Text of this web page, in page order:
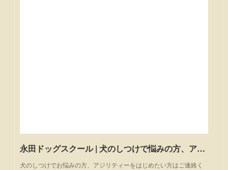
永田ドッグスクール | 犬のしつけで悩みの方、アジリティーを始めたい方は一度ご相談ください。私たちは茨城県笠間市のドッグスクールです。
犬のしつけでお悩みの方、アジリティーをはじめたい方はご連絡く